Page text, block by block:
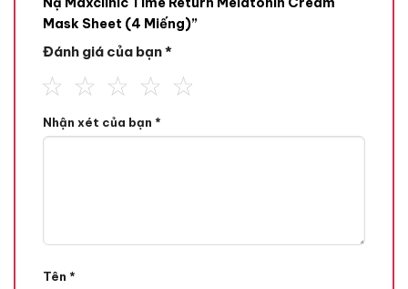
Mask Sheet (4 Miếng)”
Đánh giá của bạn*
Nhận xét của bạn *
Tên *